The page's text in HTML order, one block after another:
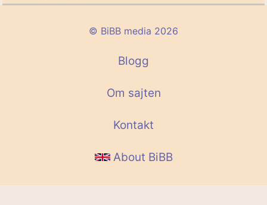
© BiBB media 2026
Blogg
Om sajten
Kontakt
About BiBB